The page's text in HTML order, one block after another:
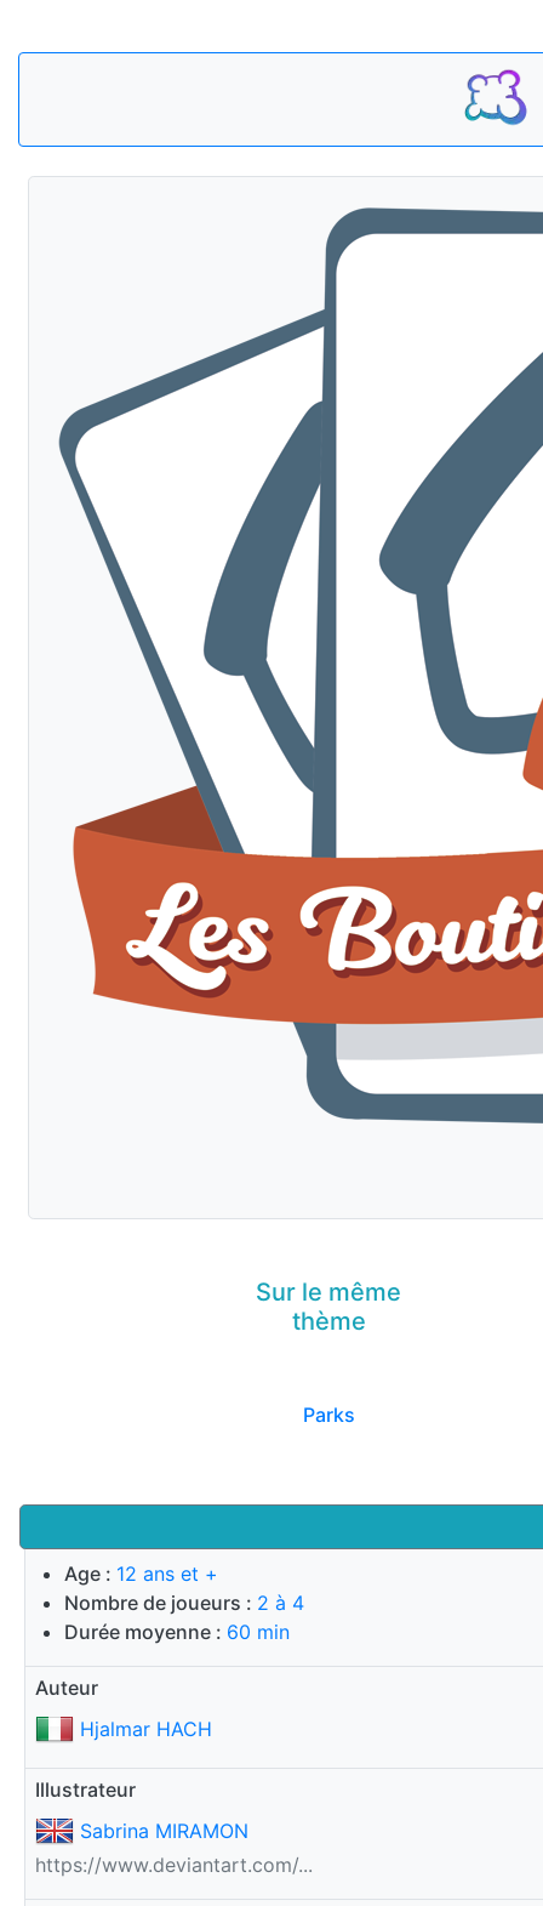
Age : 12 ans et +
Nombre de joueurs : 2 à 4
Durée moyenne : 60 min
Auteur
Hjalmar HACH
Illustrateur
Sabrina MIRAMON
https://www.deviantart.com/...
Sur le même
thème
Parks